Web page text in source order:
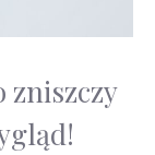
zniszczy